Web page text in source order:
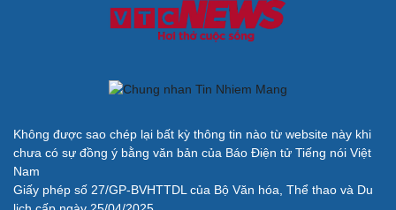
Không được sao chép lại bất kỳ thông tin nào từ website này khi
chưa có sự đồng ý bằng văn bản của Báo Điện tử Tiếng nói Việt
Nam
Giấy phép số 27/GP-BVHTTDL của Bộ Văn hóa, Thể thao và Du